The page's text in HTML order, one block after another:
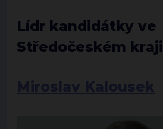
Lídr kandidátky ve
Středočeském kraji